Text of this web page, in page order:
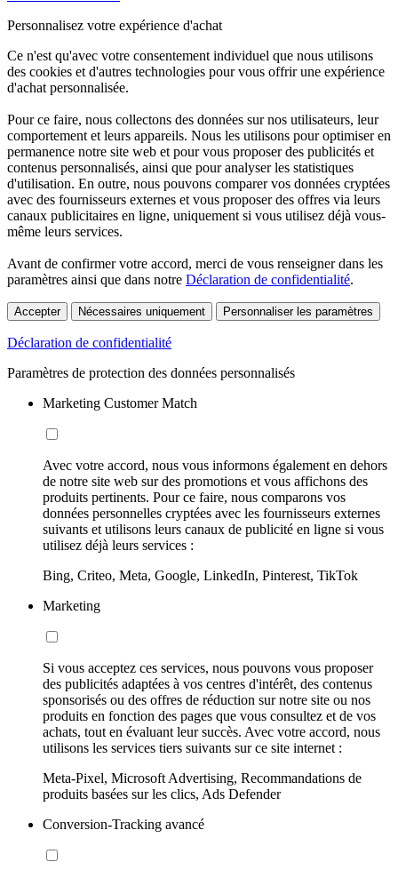
Personnalisez votre expérience d'achat
Ce n'est qu'avec votre consentement individuel que nous utilisons
des cookies et d'autres technologies pour vous offrir une expérience
d'achat personnalisée.
Pour ce faire, nous collectons des données sur nos utilisateurs, leur
comportement et leurs appareils. Nous les utilisons pour optimiser en
permanence notre site web et pour vous proposer des publicités et
contenus personnalisés, ainsi que pour analyser les statistiques
d'utilisation. En outre, nous pouvons comparer vos données cryptées
avec des fournisseurs externes et vous proposer des offres via leurs
canaux publicitaires en ligne, uniquement si vous utilisez déjà vous-
même leurs services.
Avant de confirmer votre accord, merci de vous renseigner dans les
paramètres ainsi que dans notre Déclaration de confidentialité.
Accepter Nécessaires uniquement Personnaliser les paramètres
Déclaration de confidentialité
Paramètres de protection des données personnalisés
Marketing Customer Match
Avec votre accord, nous vous informons également en dehors
de notre site web sur des promotions et vous affichons des
produits pertinents. Pour ce faire, nous comparons vos
données personnelles cryptées avec les fournisseurs externes
suivants et utilisons leurs canaux de publicité en ligne si vous
utilisez déjà leurs services :
Bing, Criteo, Meta, Google, LinkedIn, Pinterest, TikTok
Marketing
Si vous acceptez ces services, nous pouvons vous proposer
des publicités adaptées à vos centres d'intérêt, des contenus
sponsorisés ou des offres de réduction sur notre site ou nos
produits en fonction des pages que vous consultez et de vos
achats, tout en évaluant leur succès. Avec votre accord, nous
utilisons les services tiers suivants sur ce site internet :
Meta-Pixel, Microsoft Advertising, Recommandations de
produits basées sur les clics, Ads Defender
Conversion-Tracking avancé